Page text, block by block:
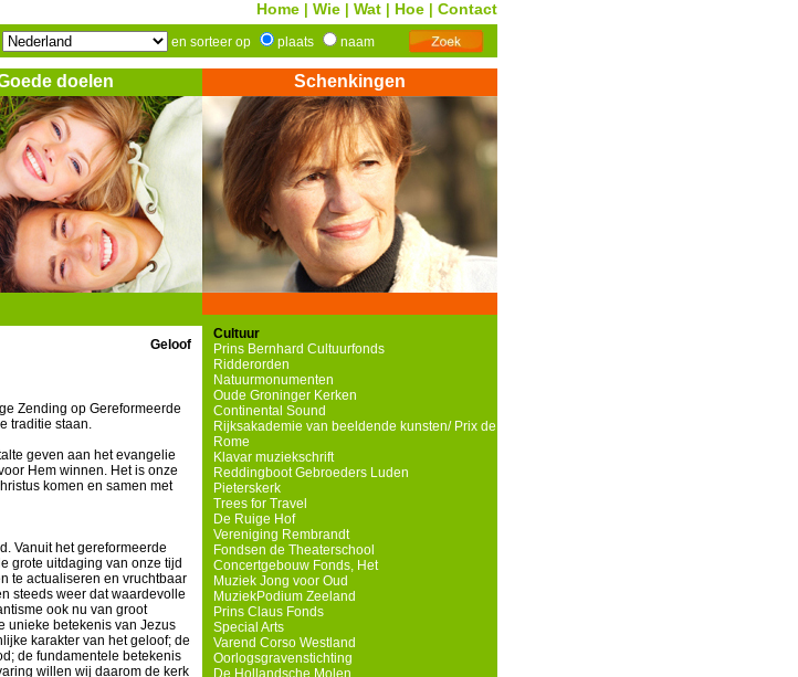
Home Wie Wat Hoe Contact
en sorteer op plaats naam
doelen Schenkingen
Geloof
Zending op Gereformeerde
traditie staan.
geven aan het evangelie
Hem winnen. Het is onze
komen en samen met
Vanuit het gereformeerde
grote uitdaging van onze tijd
te actualiseren en vruchtbaar
steeds weer dat waardevolle
ook nu van groot
unieke betekenis van Jezus
karakter van het geloof; de
de fundamentele betekenis
willen wij daarom de kerk
Cultuur
Prins Bernhard Cultuurfonds
Ridderorden
Natuurmonumenten
Oude Groninger Kerken
Continental Sound
Rijksakademie van beeldende kunsten/ Prix de
Rome
Klavar muziekschrift
Reddingboot Gebroeders Luden
Pieterskerk
Trees for Travel
De Ruige Hof
Vereniging Rembrandt
Fondsen de Theaterschool
Concertgebouw Fonds, Het
Muziek Jong voor Oud
MuziekPodium Zeeland
Prins Claus Fonds
Special Arts
Varend Corso Westland
Oorlogsgravenstichting
De Hollandsche Molen